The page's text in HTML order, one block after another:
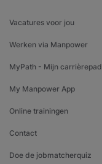
Vacatures voor jou
Werken via Manpower
MyPath - Mijn carrièrepad
My Manpower App
Online trainingen
Contact
Doe de jobmatcherquiz